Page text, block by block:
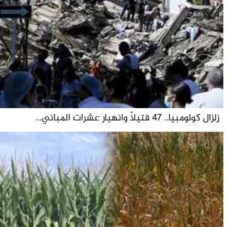
زلزال كولومبيا.. 47 قتيلاً وانهيار عشرات المباني...